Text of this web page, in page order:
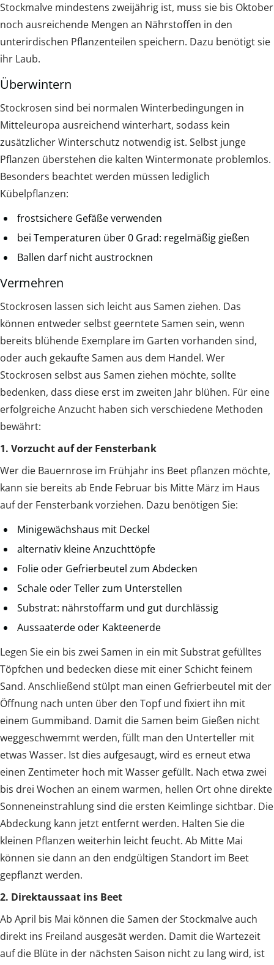
Stockmalve mindestens zweijährig ist, muss sie bis Oktober
noch ausreichende Mengen an Nährstoffen in den
unterirdischen Pflanzenteilen speichern. Dazu benötigt sie
ihr Laub.
Überwintern
Stockrosen sind bei normalen Winterbedingungen in
Mitteleuropa ausreichend winterhart, sodass kein
zusätzlicher Winterschutz notwendig ist. Selbst junge
Pflanzen überstehen die kalten Wintermonate problemlos.
Besonders beachtet werden müssen lediglich
Kübelpflanzen:
frostsichere Gefäße verwenden
bei Temperaturen über 0 Grad: regelmäßig gießen
Ballen darf nicht austrocknen
Vermehren
Stockrosen lassen sich leicht aus Samen ziehen. Das
können entweder selbst geerntete Samen sein, wenn
bereits blühende Exemplare im Garten vorhanden sind,
oder auch gekaufte Samen aus dem Handel. Wer
Stockrosen selbst aus Samen ziehen möchte, sollte
bedenken, dass diese erst im zweiten Jahr blühen. Für eine
erfolgreiche Anzucht haben sich verschiedene Methoden
bewährt:
1. Vorzucht auf der Fensterbank
Wer die Bauernrose im Frühjahr ins Beet pflanzen möchte,
kann sie bereits ab Ende Februar bis Mitte März im Haus
auf der Fensterbank vorziehen. Dazu benötigen Sie:
Minigewächshaus mit Deckel
alternativ kleine Anzuchttöpfe
Folie oder Gefrierbeutel zum Abdecken
Schale oder Teller zum Unterstellen
Substrat: nährstoffarm und gut durchlässig
Aussaaterde oder Kakteenerde
Legen Sie ein bis zwei Samen in ein mit Substrat gefülltes
Töpfchen und bedecken diese mit einer Schicht feinem
Sand. Anschließend stülpt man einen Gefrierbeutel mit der
Öffnung nach unten über den Topf und fixiert ihn mit
einem Gummiband. Damit die Samen beim Gießen nicht
weggeschwemmt werden, füllt man den Unterteller mit
etwas Wasser. Ist dies aufgesaugt, wird es erneut etwa
einen Zentimeter hoch mit Wasser gefüllt. Nach etwa zwei
bis drei Wochen an einem warmen, hellen Ort ohne direkte
Sonneneinstrahlung sind die ersten Keimlinge sichtbar. Die
Abdeckung kann jetzt entfernt werden. Halten Sie die
kleinen Pflanzen weiterhin leicht feucht. Ab Mitte Mai
können sie dann an den endgültigen Standort im Beet
gepflanzt werden.
2. Direktaussaat ins Beet
Ab April bis Mai können die Samen der Stockmalve auch
direkt ins Freiland ausgesät werden. Damit die Wartezeit
auf die Blüte in der nächsten Saison nicht zu lang wird, ist